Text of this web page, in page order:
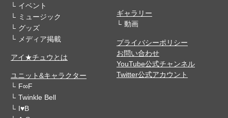
イベント
ミュージック
グッズ
メディア掲載
アイ★チュウとは
ユニット&キャラクター
F∞F
Twinkle Bell
I♥B
ギャラリー
動画
プライバシーポリシー
お問い合わせ
YouTube公式チャンネル
Twitter公式アカウント